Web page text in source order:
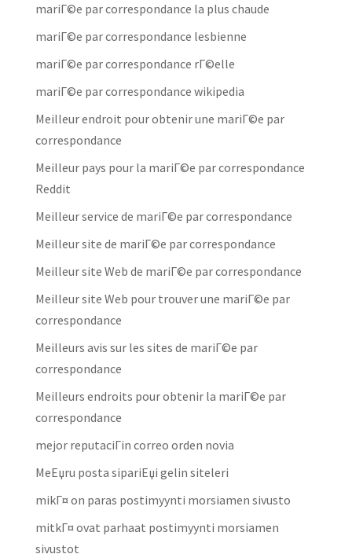
mariГ©e par correspondance la plus chaude
mariГ©e par correspondance lesbienne
mariГ©e par correspondance rГ©elle
mariГ©e par correspondance wikipedia
Meilleur endroit pour obtenir une mariГ©e par
correspondance
Meilleur pays pour la mariГ©e par correspondance
Reddit
Meilleur service de mariГ©e par correspondance
Meilleur site de mariГ©e par correspondance
Meilleur site Web de mariГ©e par correspondance
Meilleur site Web pour trouver une mariГ©e par
correspondance
Meilleurs avis sur les sites de mariГ©e par
correspondance
Meilleurs endroits pour obtenir la mariГ©e par
correspondance
mejor reputaciГіn correo orden novia
MeЕџru posta sipariЕџi gelin siteleri
mikГ¤ on paras postimyynti morsiamen sivusto
mitkГ¤ ovat parhaat postimyynti morsiamen
sivustot